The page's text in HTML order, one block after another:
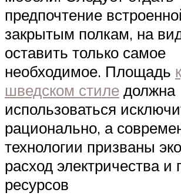
предпочтение
закрытым полкам, на
оставить только самое
необходимое. Площадь
шведском стиле должна
использоваться
рационально, а
технологии призваны
расход электричества
ресурсов